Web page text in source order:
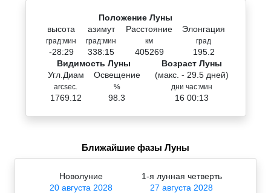
Положение Луны
высота
град:мин
-28:29
азимут
град:мин
338:15
Расстояние
км
405269
Элонгация
град
195.2
Видимость Луны
Угл.Диам
arcsec.
1769.12
Освещение
%
98.3
Возраст Луны
(макс. - 29.5 дней)
дни час:мин
16 00:13
Ближайшие фазы Луны
Новолуние
20 августа 2028
1-я лунная четверть
27 августа 2028